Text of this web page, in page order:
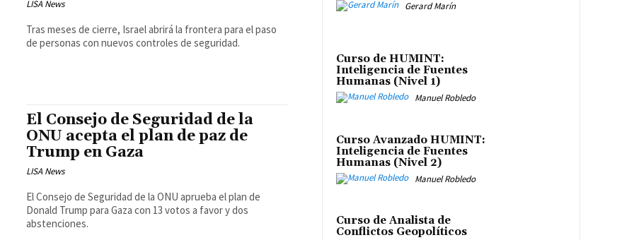
LISA News
Tras meses de cierre, Israel abrirá la frontera para el paso
de personas con nuevos controles de seguridad.
El Consejo de Seguridad de la
ONU acepta el plan de paz de
Trump en Gaza
LISA News
El Consejo de Seguridad de la ONU aprueba el plan de
Donald Trump para Gaza con 13 votos a favor y dos
abstenciones.
Gerard Marín
Curso de HUMINT:
Inteligencia de Fuentes
Humanas (Nivel 1)
Manuel Robledo
Curso Avanzado HUMINT:
Inteligencia de Fuentes
Humanas (Nivel 2)
Manuel Robledo
Curso de Analista de
Conflictos Geopolíticos